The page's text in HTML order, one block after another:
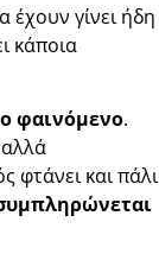
έχουν γίνει ήδη
κάποια
φαινόμενο.
φτάνει και πάλι